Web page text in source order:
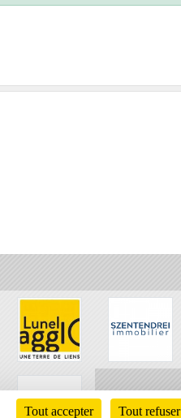
Tout accepter Tout refuser